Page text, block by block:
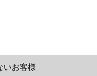
いお客様